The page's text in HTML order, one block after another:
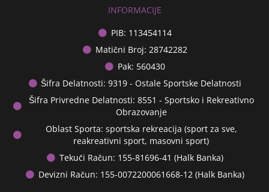
INFORMACIJE
PIB: 113454114
Matični Broj: 28742282
Pak: 560430
Šifra Delatnosti: 9319 - Ostale Sportske Delatnosti
Šifra Privredne Delatnosti: 8551 - Sportsko i Rekreativno
Obrazovanje
Oblast Sporta: sportska rekreacija (sport za sve,
reakreativni sport, masovni sport)
Tekući Račun: 155-81696-41 (Halk Banka)
Devizni Račun: 155-0072200061668-12 (Halk Banka)